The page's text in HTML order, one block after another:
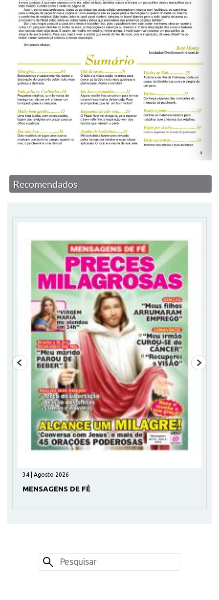
Recomendados
34 | Agosto 2026
MENSAGENS DE FÉ